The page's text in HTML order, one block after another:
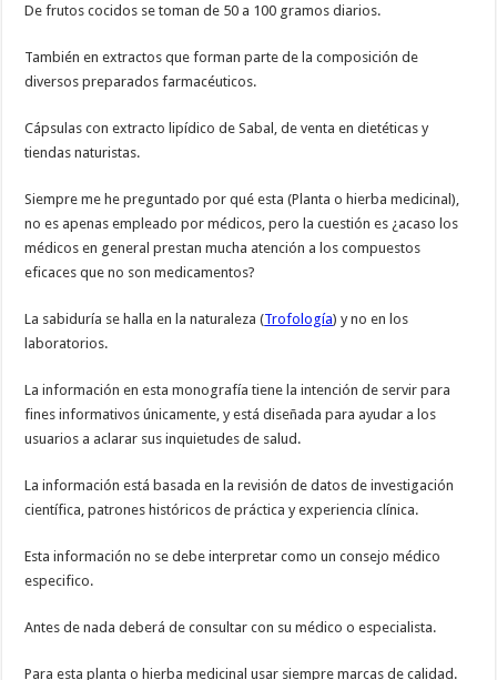
De frutos cocidos se toman de 50 a 100 gramos diarios.
También en extractos que forman parte de la composición de
diversos preparados farmacéuticos.
Cápsulas con extracto lipídico de Sabal, de venta en dietéticas y
tiendas naturistas.
Siempre me he preguntado por qué esta (Planta o hierba medicinal),
no es apenas empleado por médicos, pero la cuestión es ¿acaso los
médicos en general prestan mucha atención a los compuestos
eficaces que no son medicamentos?
La sabiduría se halla en la naturaleza (Trofología) y no en los
laboratorios.
La información en esta monografía tiene la intención de servir para
fines informativos únicamente, y está diseñada para ayudar a los
usuarios a aclarar sus inquietudes de salud.
La información está basada en la revisión de datos de investigación
científica, patrones históricos de práctica y experiencia clínica.
Esta información no se debe interpretar como un consejo médico
especifico.
Antes de nada deberá de consultar con su médico o especialista.
Para esta planta o hierba medicinal usar siempre marcas de calidad.